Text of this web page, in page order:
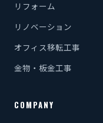
リフォーム
リノベーション
オフィス移転工事
金物・板金工事
COMPANY